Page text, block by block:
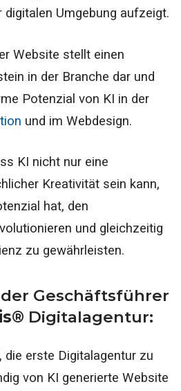
digitalen Umgebung aufzeigt.
Website stellt einen
in der Branche dar und
Potenzial von KI in der
und im Webdesign.
KI nicht nur eine
Kreativität sein kann,
hat, den
und gleichzeitig
zu gewährleisten.
Geschäftsführer
Digitalagentur:
erste Digitalagentur zu
von KI generierte Website